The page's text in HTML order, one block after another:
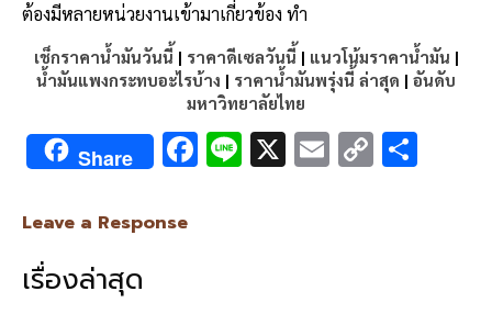
ต้องมีหลายหน่วยงานเข้ามาเกี่ยวข้อง ทำ
เช็กราคาน้ำมันวันนี้ | ราคาดีเซลวันนี้ | แนวโน้มราคาน้ำมัน |
น้ำมันแพงกระทบอะไรบ้าง | ราคาน้ำมันพรุ่งนี้ ล่าสุด | อันดับ
มหาวิทยาลัยไทย
Share F Li X E C
Leave a Response
เรื่องล่าสุด